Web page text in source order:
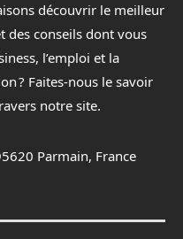
découvrir le meilleur
des conseils dont vous
l’emploi et la
? Faites-nous le savoir
notre site.
Parmain, France